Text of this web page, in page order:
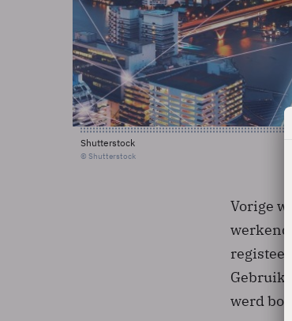
Shutterstock
© Shutterstock
Vorige
werkend
werd